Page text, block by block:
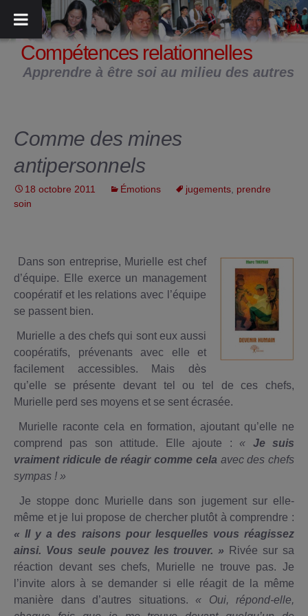
contenu
Compétences relationnelles
Apprendre à être soi au milieu des autres
Comme des mines
antipersonnels
18 octobre 2011 Émotions jugements prendre
soin
Dans son entreprise, Murielle est chef
d’équipe. Elle exerce un management
coopératif et les relations avec l’équipe
se passent bien.
Murielle a des chefs qui sont eux aussi
coopératifs, prévenants avec elle et
facilement accessibles. Mais dès
qu’elle se présente devant tel ou tel de ces chefs,
Murielle perd ses moyens et se sent écrasée.
Murielle raconte cela en formation, ajoutant qu’elle ne
comprend pas son attitude. Elle ajoute :« Je suis
vraiment ridicule de réagir comme cela avec des chefs
sympas ! »
Je stoppe donc Murielle dans son jugement sur elle-
même et je lui propose de chercher plutôt à comprendre :
« Il y a des raisons pour lesquelles vous réagissez
ainsi. Vous seule pouvez les trouver. »
Rivée sur sa
réaction devant ses chefs, Murielle ne trouve pas. Je
l’invite alors à se demander si elle réagit de la même
manière dans d’autres situations. « Oui, répond-elle,